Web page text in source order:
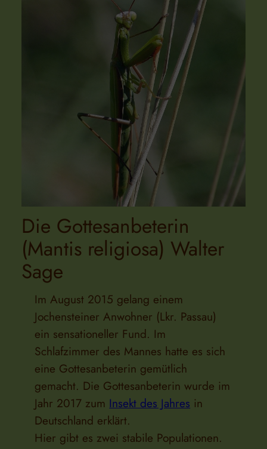
Die Gottesanbeterin
(Mantis religiosa) Walter
Sage
Im August 2015 gelang einem
Jochensteiner Anwohner (Lkr. Passau)
ein sensationeller Fund. Im
Schlafzimmer des Mannes hatte es sich
eine Gottesanbeterin gemütlich
gemacht. Die Gottesanbeterin wurde im
Jahr 2017 zum Insekt des Jahres in
Deutschland erklärt.
Hier gibt es zwei stabile Populationen.